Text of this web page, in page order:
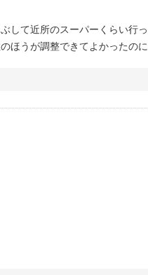
して近所のスーパーくらい行
ほうが調整できてよかったのに